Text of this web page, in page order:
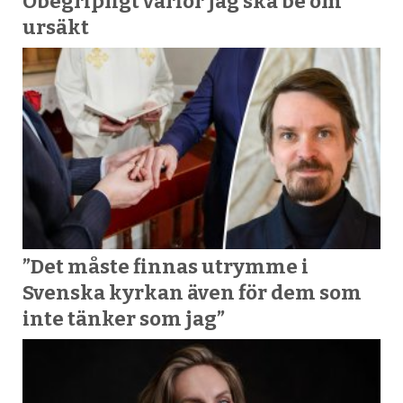
Victor Ternvall
Roland Utbult
David & Sarah Åström
Anders Wisth (producent)
FRÅN NORGE:
Synnøve Aanensen
Lewi Bergrud
Morten Gjerløv Larsen
Sveinung Hølmebakk
Kjetil Økland
ursäkt
”Det måste finnas utrymme i
Svenska kyrkan även för dem som
inte tänker som jag”